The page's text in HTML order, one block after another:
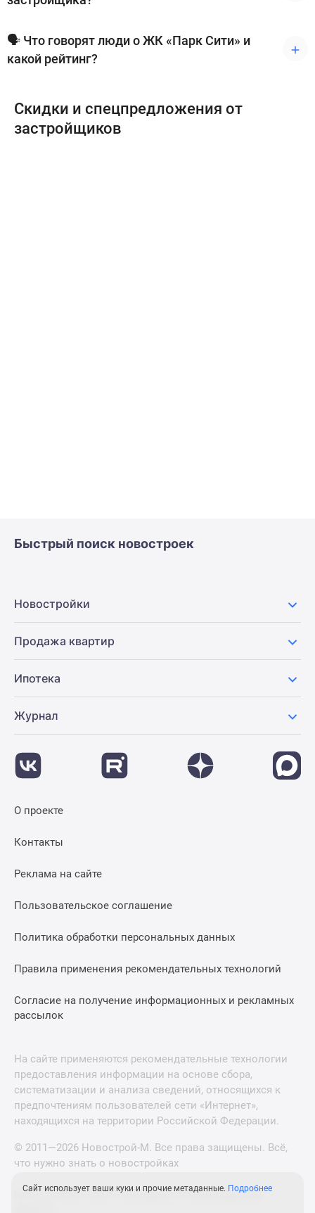
🗣 Что говорят люди о ЖК «Парк Сити» и
какой рейтинг?
Скидки и спецпредложения от
застройщиков
Быстрый поиск новостроек
Новостройки
Продажа квартир
Ипотека
Журнал
О проекте
Контакты
Реклама на сайте
Пользовательское соглашение
Политика обработки персональных данных
Правила применения рекомендательных технологий
Согласие на получение информационных и рекламных
рассылок
На сайте применяются рекомендательные технологии
предоставления информации на основе сбора,
систематизации и анализа сведений, относящихся к
предпочтениям пользователей сети «Интернет»,
находящихся на территории Российской Федерации.
© 2011—2026 Новострой-М. Все права защищены. Всё,
что нужно знать о новостройках
Новостройки Санкт-Петербурга и Ленинградской
Сайт использует ваши куки и прочие метаданные. Подробнее